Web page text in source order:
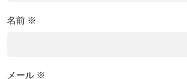
名前 ※
メール ※